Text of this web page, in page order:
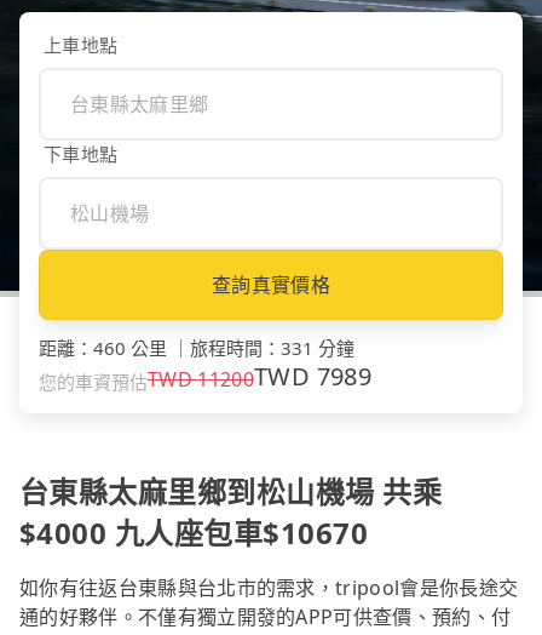
上車地點
下車地點
查詢真實價格
距離 ： 460 公里 旅程時間 ： 331 分鐘
您的車資預估TWD11200TWD 7989
台東縣太麻里鄉到松山機場 共乘
$4000 九人座包車$10670
如你有往返台東縣與台北市的需求，tripool會是你長途交
通的好夥伴。不僅有獨立開發的APP可供查價、預約、付